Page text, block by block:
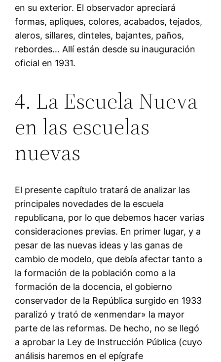
en su exterior. El observador apreciará
formas, apliques, colores, acabados, tejados,
aleros, sillares, dinteles, bajantes, paños,
rebordes… Allí están desde su inauguración
oficial en 1931.
4. La Escuela Nueva
en las escuelas
nuevas
El presente capítulo tratará de analizar las
principales novedades de la escuela
republicana, por lo que debemos hacer varias
consideraciones previas. En primer lugar, y a
pesar de las nuevas ideas y las ganas de
cambio de modelo, que debía afectar tanto a
la formación de la población como a la
formación de la docencia, el gobierno
conservador de la República surgido en 1933
paralizó y trató de «enmendar» la mayor
parte de las reformas. De hecho, no se llegó
a aprobar la Ley de Instrucción Pública (cuyo
análisis haremos en el epígrafe